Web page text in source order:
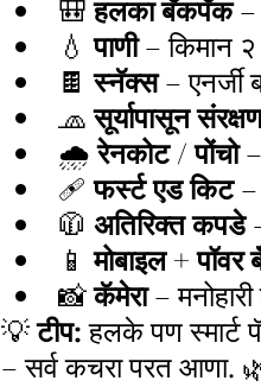
🎒 हलका बॅकपॅक –
💧 पाणी – किमान २
🍫 स्नॅक्स – एनर्जी
🧢 सूर्यापासून
🌧 रेनकोट / पोंचो –
🩹 फर्स्ट एड किट –
🧥 अतिरिक्त कपडे
📱 मोबाइल + पॉवर
📸 कॅमेरा – मनोहारी
💡 टीप: हलके पण स्मार्ट
– सर्व कचरा परत आणा.